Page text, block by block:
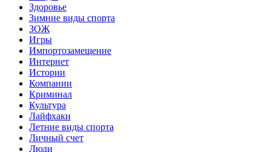
Здоровье
Зимние виды спорта
ЗОЖ
Игры
Импортозамещение
Интернет
Истории
Компании
Криминал
Культура
Лайфхаки
Летние виды спорта
Личный счет
Люди